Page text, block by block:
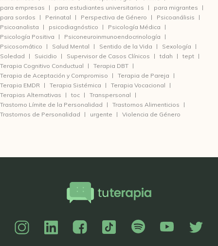
para empresas
para estudiantes universitarios
para migrantes
para sordos
Perinatal Perspectiva de Género
Psicoanálisis
Psicoanalista
psicodiagnóstico
Psicología Médica
Psicología Positiva
Psiconeuroinmunoendocrinología
Psicosomático
Salud Mental Sentido de la Vida
Sexología
Soledad
Suicidio Supervisor de Casos Clínicos tdah
tept
Terapia Cognitivo Conductual
Terapia DBT
Terapia de Aceptación y Compromiso
Terapia de Pareja
Terapia EMDR
Terapia Sistémica
Terapia Vocacional
Terapias Alternativas
toc
Transpersonal
Trastorno Límite de la Personalidad
Trastornos Alimenticios
Trastornos de Personalidad
urgente Violencia de Género